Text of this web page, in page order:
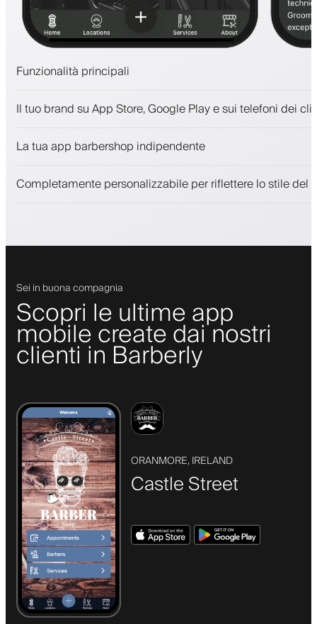
Funzionalità principali
Pagamenti, deposito cauzionale
Coinvolgi i clienti con un programma fedeltà
Il tuo brand su App Store, Google Play e sui telefoni dei
La tua app barbershop indipendente
Completamente personalizzabile per riflettere lo stile del
Sei in buona compagnia
Scopri le ultime app
mobile create dai nostri
clienti in Barberly
ORANMORE, IRELAND
Castle Street